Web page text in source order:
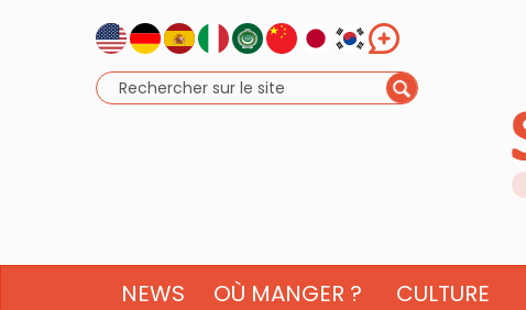
NEWS OÙ MANGER ? CULTURE